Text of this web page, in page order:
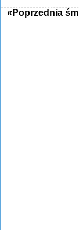
«Poprzednia